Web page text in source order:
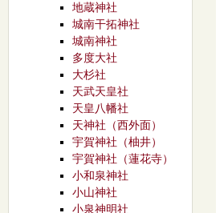
地蔵神社
城南干拓神社
城南神社
多度大社
大杉社
天武天皇社
天皇八幡社
天神社（西外面）
宇賀神社（柚井）
宇賀神社（蓮花寺）
小和泉神社
小山神社
小泉神明社